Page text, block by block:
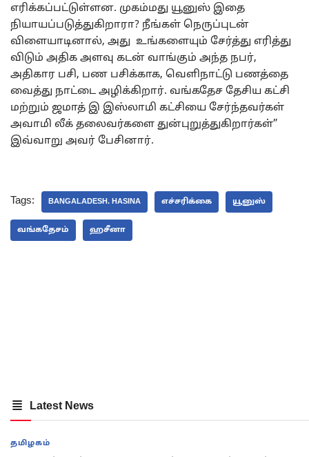
எரிக்கப்பட்டுள்ளன. முகம்மது யூனுஸ் இதை
நியாயப்படுத்துகிறாரா? நீங்கள் நெருப்புடன்
விளையாடினால், அது உங்களையும் சேர்த்து எரித்து
விடும் அதிக அளவு கடன் வாங்கும் அந்த நபர்,
அதிகார பசி, பண பசிக்காக, வெளிநாட்டு பணத்தை
வைத்து நாட்டை அழிக்கிறார். வங்கதேச தேசிய கட்சி
மற்றும் ஜமாத் இ இஸ்லாமி கட்சியை சேர்ந்தவர்கள்
அவாமி லீக் தலைவர்களை துன்புறுத்துகிறார்கள்”
இவ்வாறு அவர் பேசினார்.
Tags: BANGALADESH. HASINA எச்சரிக்கை யூனுஸ்
வங்கதேசம் ஹசீனா
Latest News
தமிழகம்